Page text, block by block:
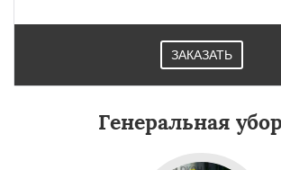
Белоомут Бобров Богородское
Быково Вербилки
Жилево Загорянский
Зеленоградск
Измайлово Икша Ильинский Красково
Малаховка Менделеевск
Октябрьский
ЗАКАЗАТЬ
Генеральная
Даю согласие на обработку персональных